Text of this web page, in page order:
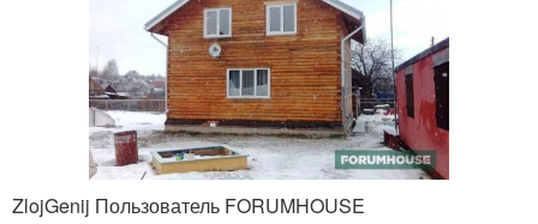
ZlojGenij Пользователь FORUMHOUSE